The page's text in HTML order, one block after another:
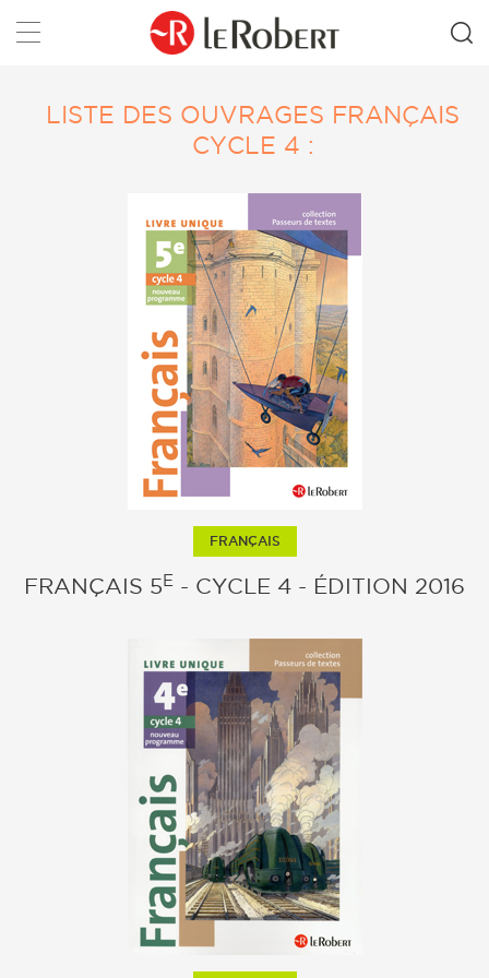
Rechercher
LISTE DES OUVRAGES FRANÇAIS
CYCLE 4 :
FRANÇAIS
FRANÇAIS 5E - CYCLE 4 - ÉDITION 2016